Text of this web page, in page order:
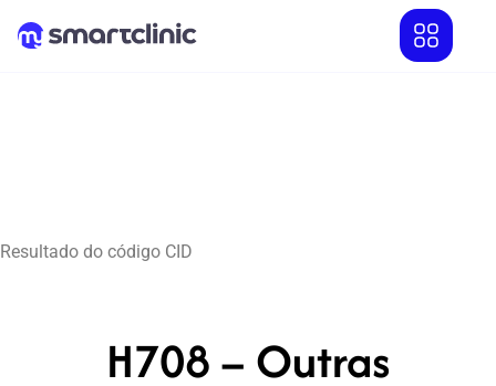
Resultado do código CID
H708 – Outras